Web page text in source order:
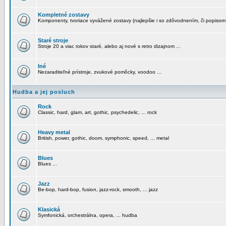
Kompletné zostavy
Komponenty, tvoriace vyvážené zostavy (najlepšie i so zdôvodnením, či
Staré stroje
Stroje 20 a viac rokov staré, alebo aj nové s retro dizajnom ...
Iné
Nezaraditeľné prístroje, zvukové pomôcky, voodoo ...
Hudba a jej posluch
Rock
Classic, hard, glam, art, gothic, psychedelic, ... rock
Heavy metal
British, power, gothic, doom, symphonic, speed, ... metal
Blues
Blues ...
Jazz
Be-bop, hard-bop, fusion, jazz-rock, smooth, ... jazz
Klasická
Symfonická, orchestrálna, opera, ... hudba